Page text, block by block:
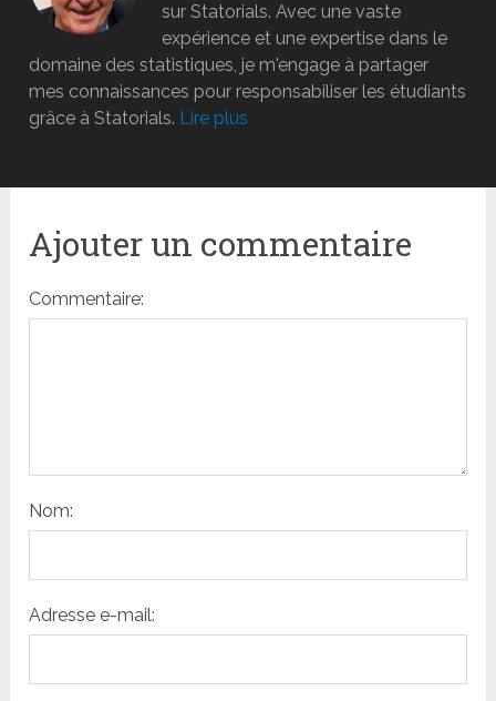
sur Statorials. Avec une vaste
expérience et une expertise dans le
domaine des statistiques, je m'engage à partager
mes connaissances pour responsabiliser les étudiants
grâce à Statorials. Lire plus
Ajouter un commentaire
Commentaire:
Nom:
Adresse e-mail: